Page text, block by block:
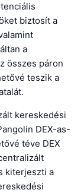
biztosít a
a
összes páron
teszik a
kereskedési
DEX-as-
téve DEX
kiterjeszti a